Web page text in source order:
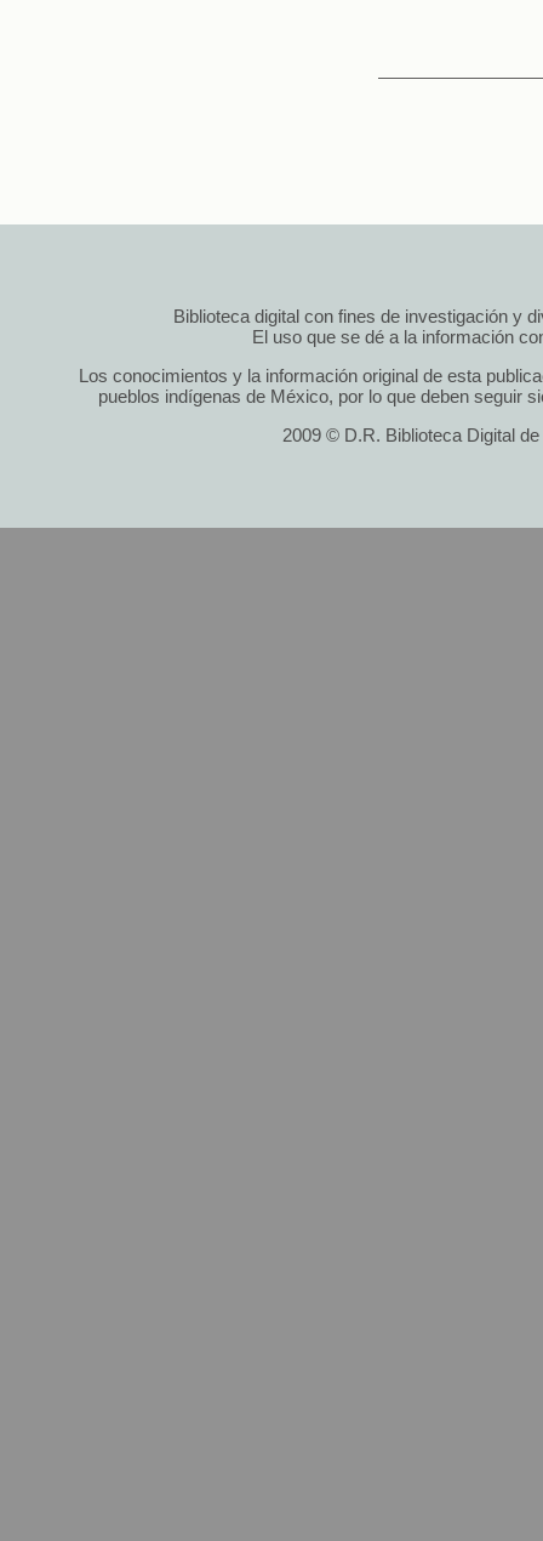
Biblioteca digital con fines de investigación y
El uso que se dé a la información
Los conocimientos y la información original de esta
pueblos indígenas de México, por lo que deben seguir
2009 © D.R. Biblioteca Digital